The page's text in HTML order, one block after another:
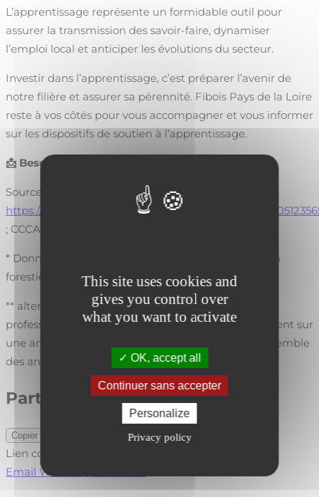
This site uses cookies and
gives you control over
what you want to activate
OK, accept all
Continuer sans accepter
Personalize
Privacy policy
L’apprentissage représente un formidable outil pour
assurer la transmission des savoir-faire, dynamiser
l’emploi local et anticiper les évolutions du secteur.
Investir dans l’apprentissage, c’est préparer l’avenir de
notre filière et assurer sa pérennité. Fibois Pays de la Loire
reste à vos côtés pour vous accompagner et vous informer
sur les dispositifs de soutien à l’apprentissage.
📩 Besoin d’informations ? Contactez-nous !
Source :
https://www.legifrance.gouv.fr/jorf/id/
; CCCA-BTP
* Données hors formations en sylviculture et gestion
forestière
** alternance : contrat d’apprentissage ou de
professionnalisation ; alternance partielle : uniquement sur
une année du diplôme / alternance totale : sur l’ensemble
des années du diplôme.
Partager cet article
Copier le lien
Lien copié !
Email WhatsApp